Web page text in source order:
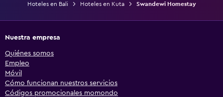
Hoteles en Bali
Hoteles en Kuta Swandewi Homestay
Nuestra empresa
Quiénes somos
Empleo
Móvil
Cómo funcionan nuestros servicios
Códigos promocionales momondo